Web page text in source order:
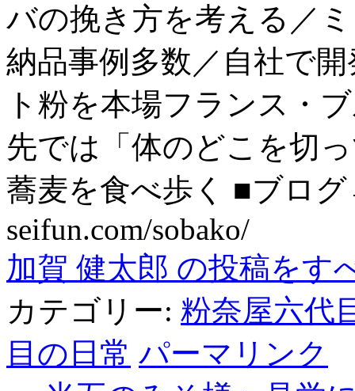
バの挽き方を考える／
納品事例多数／自社で
ト粉を本場フランス・
先では「体のどこを切
蕎麦を食べ歩く ■ブロ
seifun.com/sobako/
加賀 健太郎 の投稿をす
カテゴリー: 粉奈屋六代
目の日常 パーマリンク